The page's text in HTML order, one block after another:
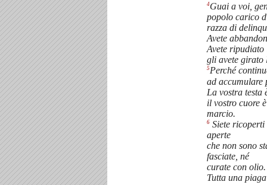
4Guai a voi,
popolo carico
razza di
Avete
Avete ripudiato
gli avete girato
5Perché
ad accumulare
La vostra testa
il vostro cuore
marcio.
6 Siete
aperte
che non sono
fasciate, né
curate con olio.
Tutta una